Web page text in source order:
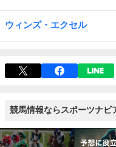
ウィンズ・エクセル
競馬情報ならスポーツナビ